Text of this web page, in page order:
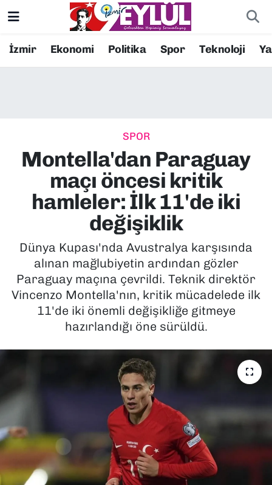
İzmir Ekonomi Politika Spor Teknoloji
SPOR
Montella'dan Paraguay
maçı öncesi kritik
hamleler: İlk 11'de iki
değişiklik
Dünya Kupası'nda Avustralya karşısında
alınan mağlubiyetin ardından gözler
Paraguay maçına çevrildi. Teknik direktör
Vincenzo Montella'nın, kritik mücadelede ilk
11'de iki önemli değişikliğe gitmeye
hazırlandığı öne sürüldü.
Resmi İlanlar
EKONOMİ
KÜLTÜR SANAT
POLİTİKA
SAĞLIK
YAŞAM
YEREL YÖNETİMLER
Konak Nöbetçi Eczaneler
Süper Lig Puan Durumu ve Fikstür
Tüm Manşetler
Son Dakika Haberleri
Haber Arşivi